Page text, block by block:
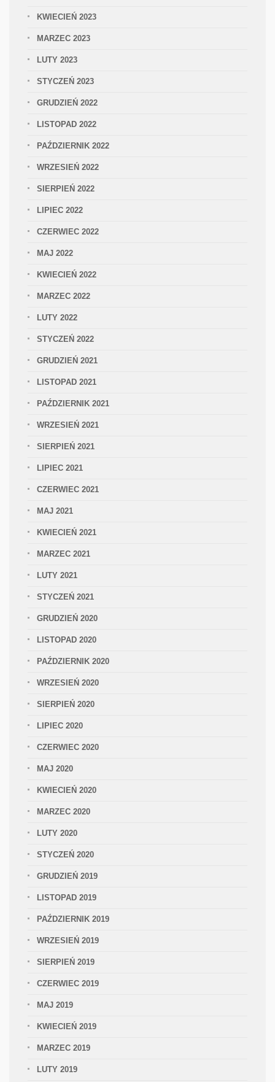
KWIECIEŃ 2023
MARZEC 2023
LUTY 2023
STYCZEŃ 2023
GRUDZIEŃ 2022
LISTOPAD 2022
PAŹDZIERNIK 2022
WRZESIEŃ 2022
SIERPIEŃ 2022
LIPIEC 2022
CZERWIEC 2022
MAJ 2022
KWIECIEŃ 2022
MARZEC 2022
LUTY 2022
STYCZEŃ 2022
GRUDZIEŃ 2021
LISTOPAD 2021
PAŹDZIERNIK 2021
WRZESIEŃ 2021
SIERPIEŃ 2021
LIPIEC 2021
CZERWIEC 2021
MAJ 2021
KWIECIEŃ 2021
MARZEC 2021
LUTY 2021
STYCZEŃ 2021
GRUDZIEŃ 2020
LISTOPAD 2020
PAŹDZIERNIK 2020
WRZESIEŃ 2020
SIERPIEŃ 2020
LIPIEC 2020
CZERWIEC 2020
MAJ 2020
KWIECIEŃ 2020
MARZEC 2020
LUTY 2020
STYCZEŃ 2020
GRUDZIEŃ 2019
LISTOPAD 2019
PAŹDZIERNIK 2019
WRZESIEŃ 2019
SIERPIEŃ 2019
CZERWIEC 2019
MAJ 2019
KWIECIEŃ 2019
MARZEC 2019
LUTY 2019